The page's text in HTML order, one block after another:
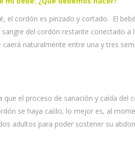
el cordón es pinzado y cortado. El
del cordón restante conectado
naturalmente entre una y tres
el proceso de sanación y caída del
se haya caído, lo mejor es, al
adultos para poder sostener su